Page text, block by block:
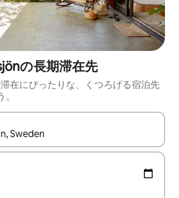
の長期滞在先
在にぴったりな、くつろげる宿泊先
れたら、上下の矢印キーを使って移動するか